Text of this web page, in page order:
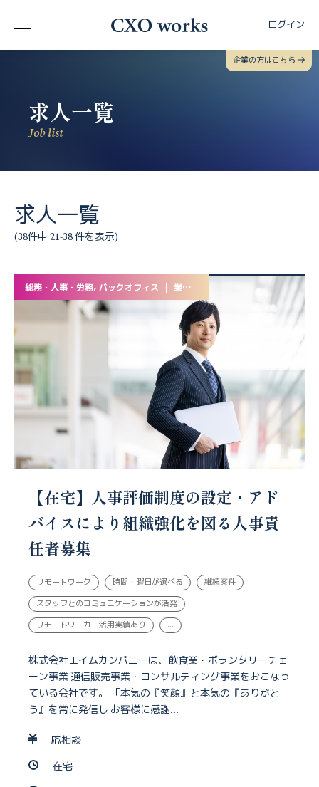
ログイン
企業の方はこちら
求人一覧
Job list
求人一覧
(38件中 21-38 件を表示)
総務・人事・労務, バックオフィス | 業務委託
【在宅】人事評価制度の設定・アド
バイスにより組織強化を図る人事責
任者募集
リモートワーク 時間・曜日が選べる 継続案件
スタッフとのコミュニケーションが活発
リモートワーカー活用実績あり ...
株式会社エイムカンパニーは、飲食業・ボランタリーチェ
ーン事業 通信販売事業・コンサルティング事業をおこなっ
ている会社です。 「本気の『笑顔』と本気の『ありがと
う』を常に発信し お客様に感謝...
応相談
在宅